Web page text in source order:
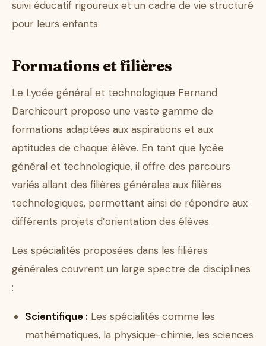
suivi éducatif rigoureux et un cadre de vie structuré
pour leurs enfants.
Formations et filières
Le Lycée général et technologique Fernand
Darchicourt propose une vaste gamme de
formations adaptées aux aspirations et aux
aptitudes de chaque élève. En tant que lycée
général et technologique, il offre des parcours
variés allant des filières générales aux filières
technologiques, permettant ainsi de répondre aux
différents projets d’orientation des élèves.
Les spécialités proposées dans les filières
générales couvrent un large spectre de disciplines
:
Scientifique : Les spécialités comme les
mathématiques, la physique-chimie, les sciences